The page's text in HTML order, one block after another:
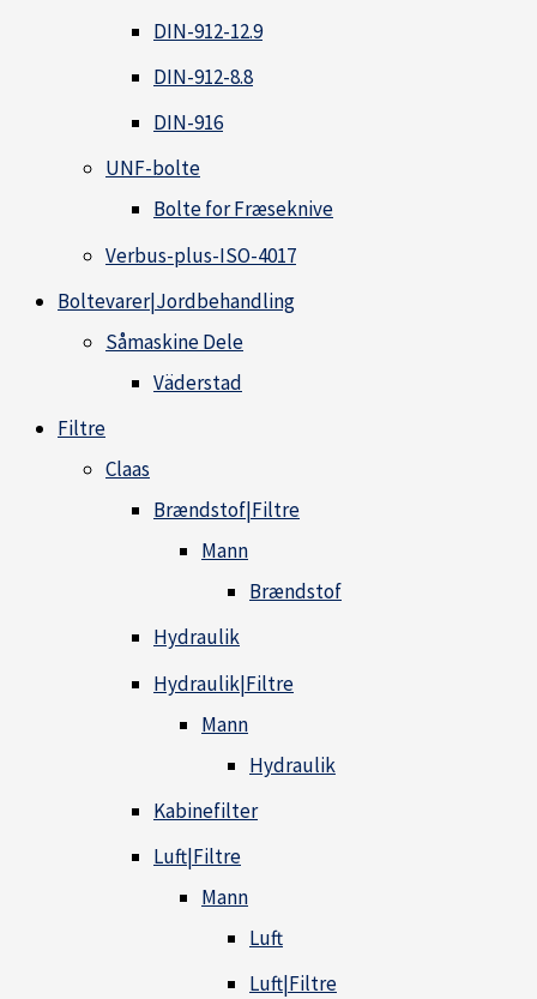
DIN-912-12.9
DIN-912-8.8
DIN-916
UNF-bolte
Bolte for Fræseknive
Verbus-plus-ISO-4017
Boltevarer|Jordbehandling
Såmaskine Dele
Väderstad
Filtre
Claas
Brændstof|Filtre
Mann
Brændstof
Hydraulik
Hydraulik|Filtre
Mann
Hydraulik
Kabinefilter
Luft|Filtre
Mann
Luft
Luft|Filtre